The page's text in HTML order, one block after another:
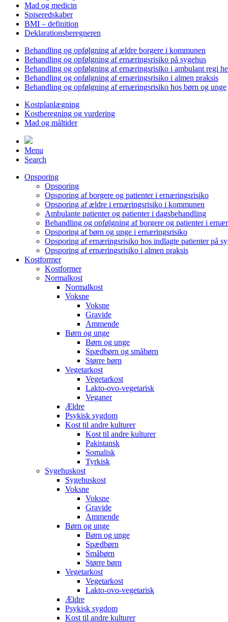
Mad og medicin
Spiseredskaber
BMI – definition
Deklarationsberegneren
Behandling og opfølgning af ældre borgere i kommunen
Behandling og opfølgning af ernæringsrisiko på sygehus
Behandling og opfølgning af ernæringsrisiko i ambulant regi
Behandling og opfølgning af ernæringsrisiko i almen praksis
Behandling og opfølgning af ernæringsrisiko hos børn og unge
Kostplanlægning
Kostberegning og vurdering
Mad og måltider
Menu
Search
Opsporing
Opsporing
Opsporing af borgere og patienter i ernæringsrisiko
Opsporing af ældre i ernæringsrisiko i kommunen
Ambulante patienter og patienter i dagsbehandling
Behandling og opfølgning af borgere og patienter i
Opsporing af børn og unge i ernæringsrisiko
Opsporing af ernæringsrisiko hos indlagte patienter på
Opsporing af ernæringsrisiko i almen praksis
Kostformer
Kostformer
Normalkost
Normalkost
Voksne
Voksne
Gravide
Ammende
Børn og unge
Børn og unge
Spædbørn og småbørn
Større børn
Vegetarkost
Vegetarkost
Lakto-ovo-vegetarisk
Veganer
Ældre
Psykisk sygdom
Kost til andre kulturer
Kost til andre kulturer
Pakistansk
Somalisk
Tyrkisk
Sygehuskost
Sygehuskost
Voksne
Voksne
Gravide
Ammende
Børn og unge
Børn og unge
Spædbørn
Småbørn
Større børn
Vegetarkost
Vegetarkost
Lakto-ovo-vegetarisk
Ældre
Psykisk sygdom
Kost til andre kulturer